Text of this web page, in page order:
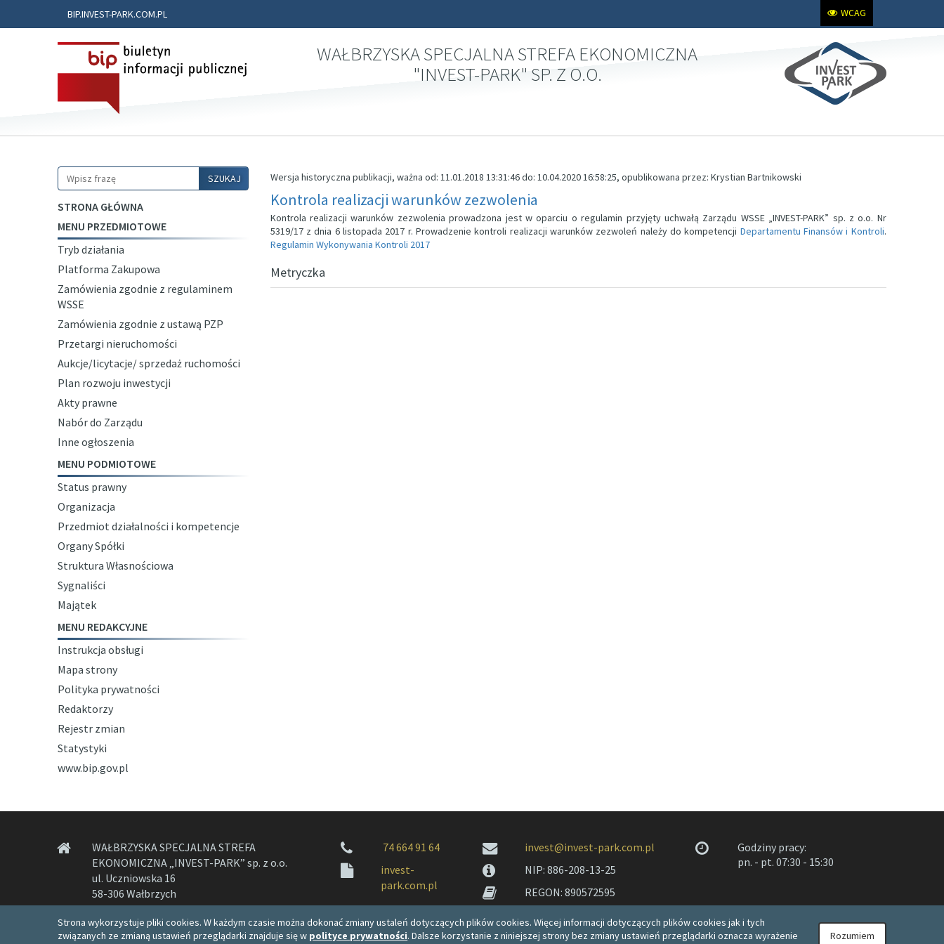
BIP.INVEST-PARK.COM.PL WCAG
WAŁBRZYSKA SPECJALNA STREFA EKONOMICZNA
"INVEST-PARK" SP. Z O.O.
Szukaj SZUKAJ
STRONA GŁÓWNA
MENU PRZEDMIOTOWE
Tryb działania
Platforma Zakupowa
Zamówienia zgodnie z regulaminem
WSSE
Zamówienia zgodnie z ustawą PZP
Przetargi nieruchomości
Aukcje/licytacje/ sprzedaż ruchomości
Plan rozwoju inwestycji
Akty prawne
Nabór do Zarządu
Inne ogłoszenia
MENU PODMIOTOWE
Status prawny
Organizacja
Przedmiot działalności i kompetencje
Organy Spółki
Struktura Własnościowa
Sygnaliści
Majątek
MENU REDAKCYJNE
Instrukcja obsługi
Mapa strony
Polityka prywatności
Redaktorzy
Rejestr zmian
Statystyki
www.bip.gov.pl
Wersja historyczna publikacji, ważna od: 11.01.2018 13:31:46 do: 10.04.2020 16:58:25, opublikowana przez: Krystian Bartnikowski
Kontrola realizacji warunków zezwolenia
Kontrola realizacji warunków zezwolenia prowadzona jest w oparciu o regulamin przyjęty uchwałą Zarządu WSSE „INVEST-PARK” sp. z o.o. Nr
5319/17 z dnia 6 listopada 2017 r. Prowadzenie kontroli realizacji warunków zezwoleń należy do kompetencji Departamentu Finansów i Kontroli.
Regulamin Wykonywania Kontroli 2017
Metryczka
WAŁBRZYSKA SPECJALNA STREFA
EKONOMICZNA „INVEST-PARK” sp. z o.o.
ul. Uczniowska 16
58-306 Wałbrzych
74 664 91 64
invest-
park.com.pl
invest@invest-park.com.pl
NIP: 886-208-13-25
REGON: 890572595
Godziny pracy:
pn. - pt. 07:30 - 15:30
Strona wykorzystuje pliki cookies. W każdym czasie można dokonać zmiany ustaleń dotyczących plików cookies. Więcej informacji dotyczących plików cookies jak i tych
związanych ze zmianą ustawień przeglądarki znajduje się w polityce prywatności. Dalsze korzystanie z niniejszej strony bez zmiany ustawień przeglądarki oznacza wyrażenie
Rozumiem